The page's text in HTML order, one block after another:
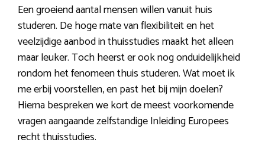
Een groeiend aantal mensen willen vanuit huis
studeren. De hoge mate van flexibiliteit en het
veelzijdige aanbod in thuisstudies maakt het alleen
maar leuker. Toch heerst er ook nog onduidelijkheid
rondom het fenomeen thuis studeren. Wat moet ik
me erbij voorstellen, en past het bij mijn doelen?
Hierna bespreken we kort de meest voorkomende
vragen aangaande zelfstandige Inleiding Europees
recht thuisstudies.